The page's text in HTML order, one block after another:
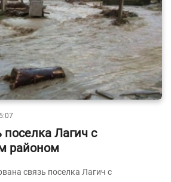
поселка Лагич с
районом
связь поселка Лагич с